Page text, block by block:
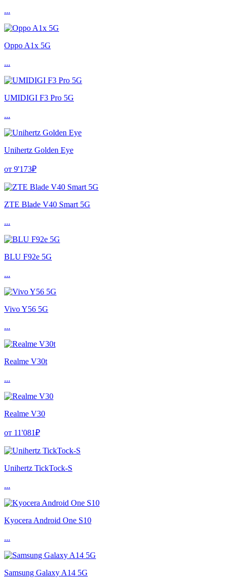
...
Oppo A1x 5G
...
UMIDIGI F3 Pro 5G
...
Unihertz Golden Eye
от 9'173₽
ZTE Blade V40 Smart 5G
...
BLU F92e 5G
...
Vivo Y56 5G
...
Realme V30t
...
Realme V30
от 11'081₽
Unihertz TickTock-S
...
Kyocera Android One S10
...
Samsung Galaxy A14 5G